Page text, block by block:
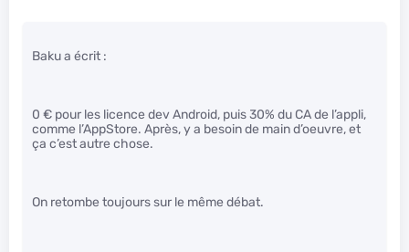
Baku a écrit :
0 € pour les licence dev Android, puis 30% du CA de l’appli,
comme l’AppStore. Après, y a besoin de main d’oeuvre, et
ça c’est autre chose.
On retombe toujours sur le même débat.